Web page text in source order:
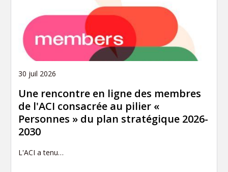
30 juil 2026
Une rencontre en ligne des membres
de l'ACI consacrée au pilier «
Personnes » du plan stratégique 2026-
2030
L'ACI a tenu…